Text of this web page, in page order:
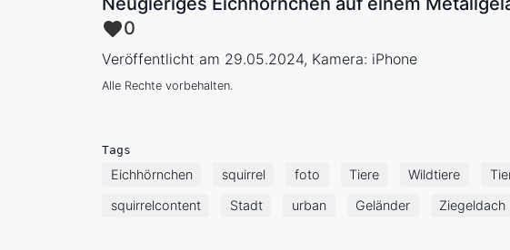
0
Veröffentlicht am 29.05.2024, Kamera: iPhone
Alle Rechte vorbehalten.
Tags
Eichhörnchen squirrel foto Tiere Wildtiere
squirrelcontent Stadt urban Geländer Ziegeldach